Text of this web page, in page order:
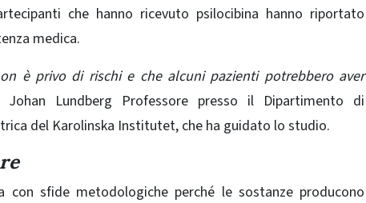
che hanno ricevuto psilocibina hanno riportato
medica.
è privo di rischi e che alcuni pazienti potrebbero aver
Lundberg Professore presso il Dipartimento di
del Karolinska Institutet, che ha guidato lo studio.
sfide metodologiche perché le sostanze producono